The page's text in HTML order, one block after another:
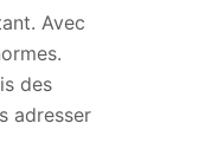
Avec
des
adresser